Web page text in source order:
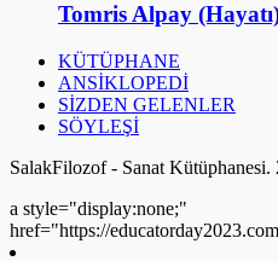
Tomris Alpay
KÜTÜPHANE
ANSİKLOPEDİ
SİZDEN GELENLER
SÖYLEŞİ
SalakFilozof - Sanat
a style="display:none;"
href="https://